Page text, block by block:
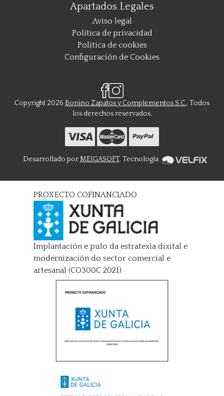
Apartados Legales
Aviso legal
Política de privacidad
Política de cookies
Configuración de Cookies
Copyright 2026 Bonino Zapatos y Complementos S.C.. Todos
los derechos reservados.
Desarrollado porMEIGASOFT. Tecnología
PROXECTO COFINANCIADO
Implantación e pulo da estratexia dixital e
modernización do sector comercial e
artesanal (CO300C 2021)